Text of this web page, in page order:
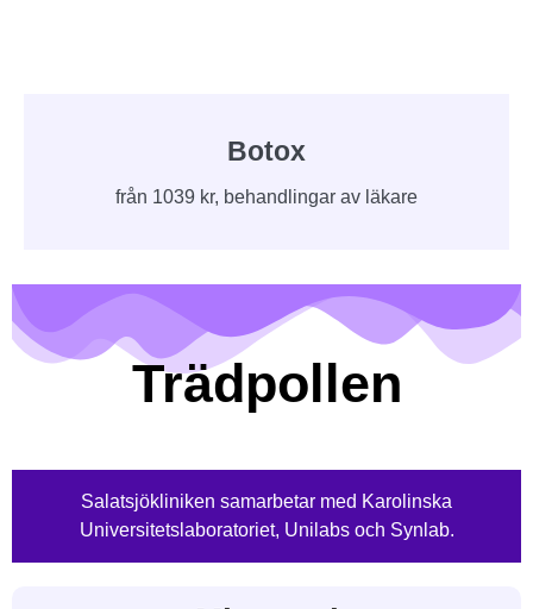
Botox
från 1039 kr, behandlingar av läkare
Trädpollen
Salatsjökliniken samarbetar med Karolinska
Universitetslaboratoriet, Unilabs och Synlab.